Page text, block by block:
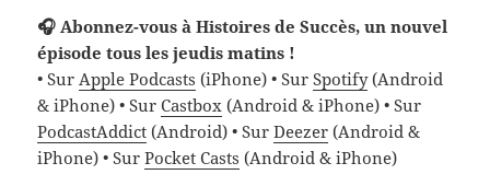
🎧 Abonnez-vous à Histoires de Succès, un nouvel
épisode tous les jeudis matins !
• Sur Apple Podcasts (iPhone) • SurSpotify(Android
& iPhone) • SurCastbox (Android & iPhone) • Sur
PodcastAddict (Android) • SurDeezer (Android &
iPhone) • SurPocket Casts (Android & iPhone)